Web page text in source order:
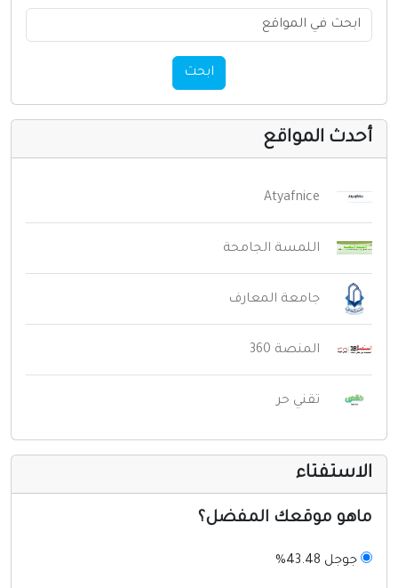
المواقع
Atyafnice
اللمسة الجامحة
جامعة المعارف
المنصة 360
تقني حر
موقعك المفضل؟
جوجل 43.48%